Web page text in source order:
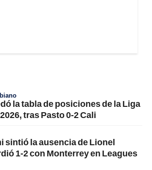
la tabla de posiciones de la Liga
tras Pasto 0-2 Cali
sintió la ausencia de Lionel
1-2 con Monterrey en Leagues